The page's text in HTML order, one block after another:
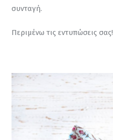
συνταγή.
Περιμένω τις εντυπώσεις σας!